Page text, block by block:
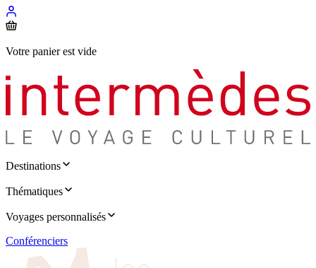
Votre panier est vide
Destinations
Thématiques
Voyages personnalisés
Conférenciers